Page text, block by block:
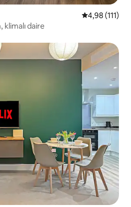
5 üzerinden
4,98 (111)
daire